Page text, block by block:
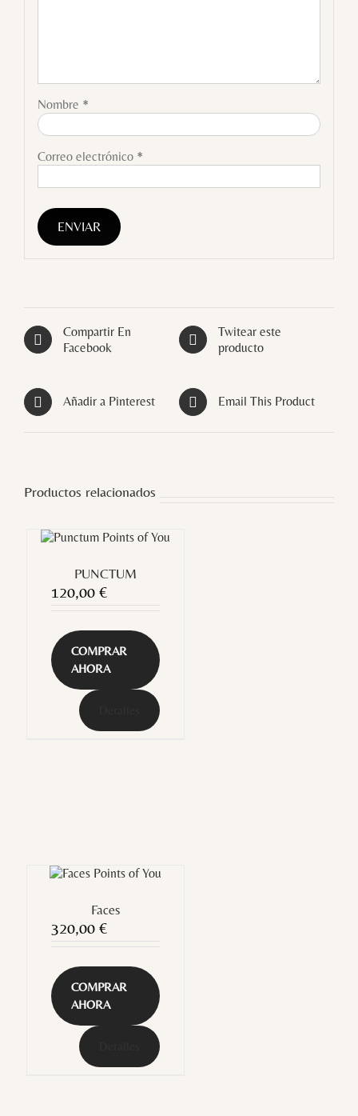
Nombre *
Correo electrónico *
Compartir En
Facebook
Twitear este
producto
Añadir a Pinterest Email This Product
Productos relacionados
PUNCTUM
120,00 €
COMPRAR
AHORA
Faces
320,00 €
COMPRAR
AHORA